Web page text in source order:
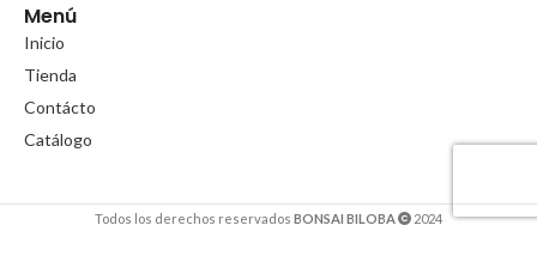
Menú
Inicio
Tienda
Contácto
Catálogo
Todos los derechos reservados BONSAI BILOBA 2024